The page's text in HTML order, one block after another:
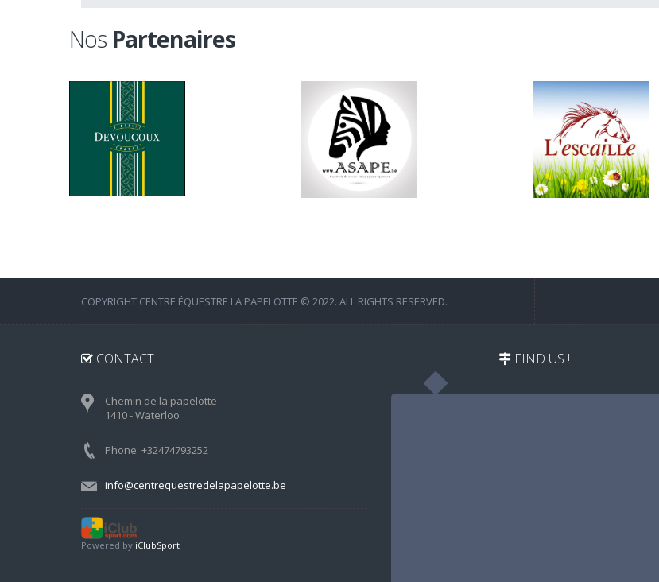
Nos Partenaires
COPYRIGHT CENTRE ÉQUESTRE LA PAPELOTTE © 2022. ALL RIGHTS RESERVED.
CONTACT
Chemin de la papelotte
1410 - Waterloo
Phone: +32474793252
info@centrequestredelapapelotte.be
Powered by iClubSport
FIND US !